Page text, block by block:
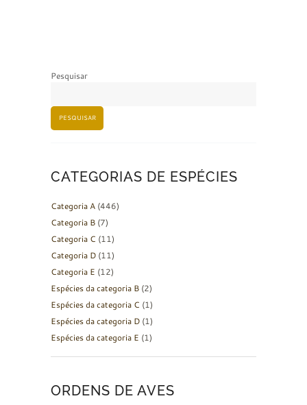
Pesquisar
PESQUISAR
CATEGORIAS DE ESPÉCIES
Categoria A (446)
Categoria B (7)
Categoria C (11)
Categoria D (11)
Categoria E (12)
Espécies da categoria B (2)
Espécies da categoria C (1)
Espécies da categoria D (1)
Espécies da categoria E (1)
ORDENS DE AVES